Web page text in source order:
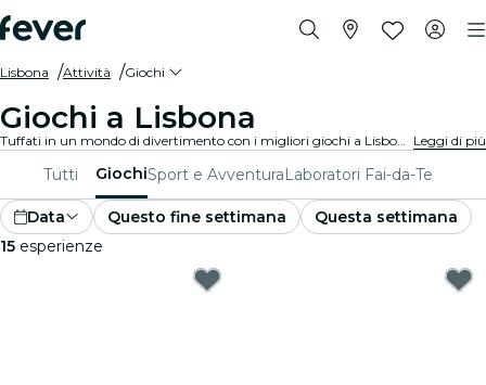
Lisbona Attività Giochi
Giochi a Lisbona
Tuffati in un mondo di divertimento con i migliori giochi a Lisbona. Dai giochi da tavolo alle esperienze di realtà virtuale, c'è qualcosa per tutti i gusti. Leggi di più
Tutti GiochiSport e AvventuraLaboratori Fai-da-Te
Data Questo fine settimana
Questa settimana
15 esperienze